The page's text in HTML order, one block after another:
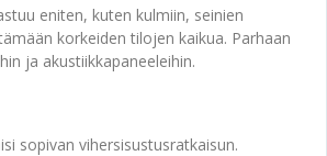
eniten, kuten kulmiin, seinien
korkeiden tilojen kaikua. Parhaan
ja akustiikkapaneeleihin.
sopivan vihersisustusratkaisun.